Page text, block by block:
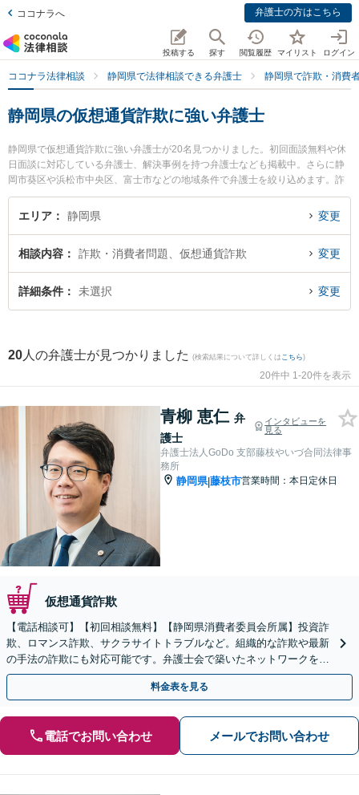
ココナラへ 弁護士の方はこちら
投稿する 探す 閲覧履歴 マイリスト ログイン
ココナラ法律相談 静岡県で法律相談できる弁護士 静岡県で詐欺・消費
静岡県の仮想通貨詐欺に強い弁護士
静岡県で仮想通貨詐欺に強い弁護士が20名見つかりました。初回面談無料や休
日面談に対応している弁護士、解決事例を持つ弁護士なども掲載中。さらに静
岡市葵区や浜松市中央区、富士市などの地域条件で弁護士を絞り込めます。詐
欺・消費者問題に関係する投資詐欺や副業詐欺、FX詐欺等の細かな分野での絞
り込み検索もでき便利です。特に弁護士法人GoDo 支部藤枝やいづ合同法律事
や弁護士費用、強みなどが注目されています。『静岡県で土日や夜間に発生し
た仮想通貨詐欺のトラブルを今すぐに弁護士に相談したい』『仮想通貨詐欺の
トラブル解決の実績豊富な近くの弁護士を検索したい』『初回相談無料で仮想
エリア 静岡県 変更
相談内容 詐欺・消費者問題、仮想通貨詐欺 変更
詳細条件 未選択 変更
20 人の弁護士が見つかりました (検索結果について詳しくは こちら)
20件中 1-20件を表示
青柳 恵仁 弁
護士
インタビューを
見る
弁護士法人GoDo 支部藤枝やいづ合同法律事
務所
静岡県|藤枝市営業時間：本日定休日
仮想通貨詐欺
【電話相談可】【初回相談無料】【静岡県消費者委員会所属】投資詐
欺、ロマンス詐欺、サクラサイトトラブルなど。組織的な詐欺や最新
の手法の詐欺にも対応可能です。弁護士会で築いたネットワークを駆
使し、ノウハウを共有のもと被害額の回収に向けて尽力
料金表を見る
電話でお問い合わせ メールでお問い合わせ